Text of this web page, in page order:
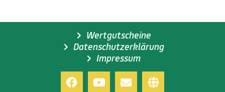
Wertgutscheine
Datenschutzerklärung
Impressum